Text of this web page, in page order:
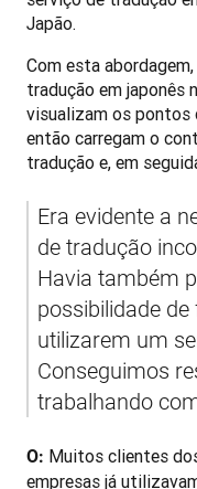
Japão.
Com esta
tradução em japonês
visualizam os pontos
então carregam o
tradução e, em
Era evidente a
de tradução
Havia também
possibilidade
utilizarem um
Conseguimos
trabalhando
O: Muitos clientes
empresas já